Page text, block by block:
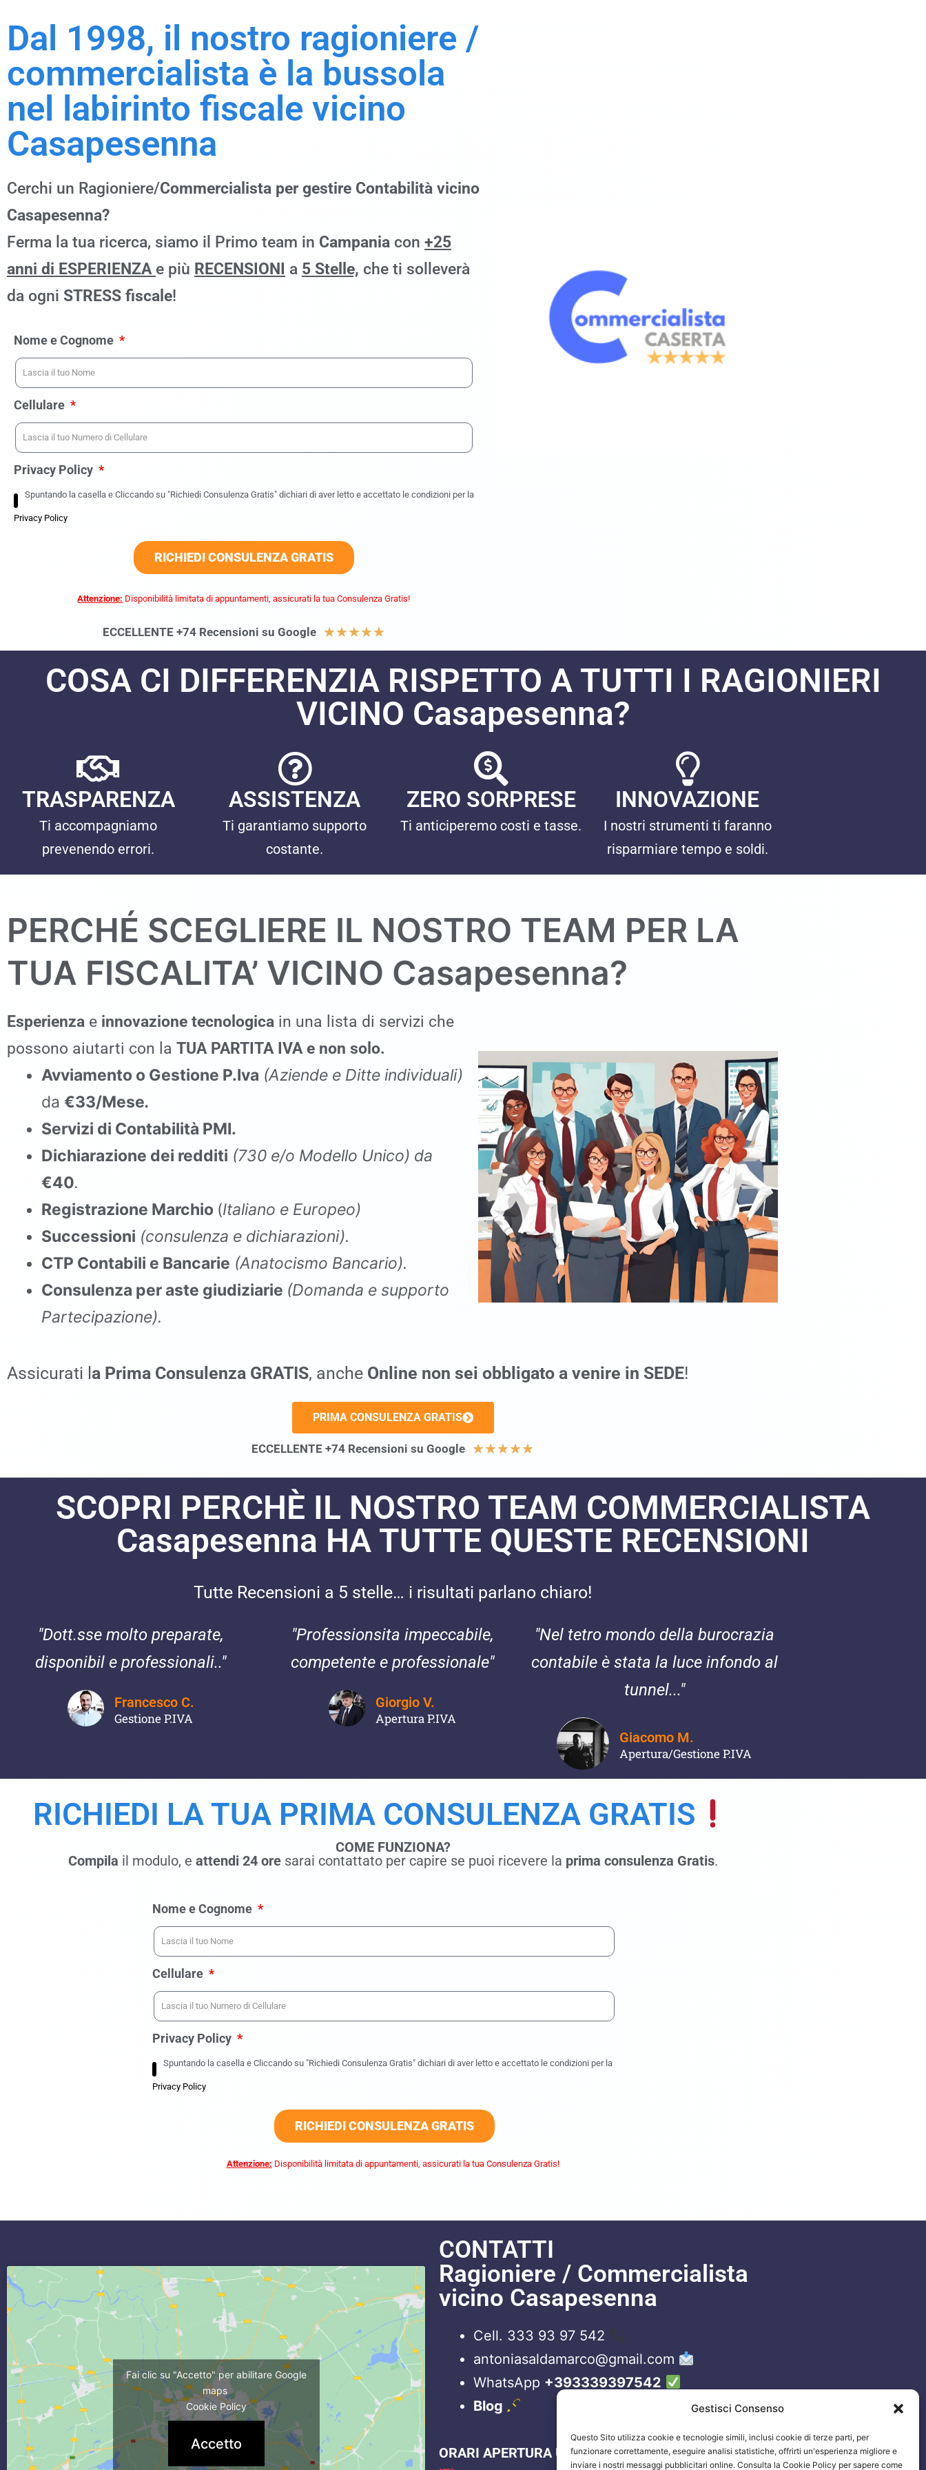
Gestisci Consenso
Questo Sito utilizza cookie e tecnologie simili, inclusi cookie di terze parti, per
funzionare correttamente, eseguire analisi statistiche, offrirti un'esperienza migliore e
inviare i nostri messaggi pubblicitari online. Consulta la Cookie Policy per sapere come
Dal 1998, il nostro ragioniere /
commercialista è la bussola
nel labirinto fiscale vicino
Casapesenna
Cerchi un Ragioniere/Commercialista per gestire Contabilità vicino
Casapesenna?
Ferma la tua ricerca, siamo il Primo team in Campania con +25
anni di ESPERIENZA e più RECENSIONI a 5 Stelle, che ti solleverà
da ogni STRESS fiscale!
Nome e Cognome
Cellulare
Privacy Policy
Spuntando la casella e Cliccando su "Richiedi Consulenza Gratis" dichiari di aver letto e accettato le condizioni per la
Privacy Policy
RICHIEDI CONSULENZA GRATIS
Attenzione: Disponibilità limitata di appuntamenti, assicurati la tua Consulenza Gratis!
ECCELLENTE +74 Recensioni su Google ★★★★★
COSA CI DIFFERENZIA RISPETTO A TUTTI I RAGIONIERI
VICINO Casapesenna?
TRASPARENZA
Ti accompagniamo
prevenendo errori.
ASSISTENZA
Ti garantiamo supporto
costante.
ZERO SORPRESE
Ti anticiperemo costi e tasse.
INNOVAZIONE
I nostri strumenti ti faranno
risparmiare tempo e soldi.
PERCHÉ SCEGLIERE IL NOSTRO TEAM PER LA
TUA FISCALITA’ VICINO Casapesenna?
Esperienza e innovazione tecnologica in una lista di servizi che
possono aiutarti con la TUA PARTITA IVA e non solo.
Avviamento o Gestione P.Iva (Aziende e Ditte individuali)
da €33/Mese.
Servizi di Contabilità PMI.
Dichiarazione dei redditi (730 e/o Modello Unico) da
€40.
Registrazione Marchio (Italiano e Europeo)
Successioni (consulenza e dichiarazioni).
CTP Contabili e Bancarie (Anatocismo Bancario).
Consulenza per aste giudiziarie (Domanda e supporto
Partecipazione).
Assicurati l a Prima Consulenza GRATIS, anche Online non sei obbligato a venire in SEDE!
PRIMA CONSULENZA GRATIS
ECCELLENTE +74 Recensioni su Google ★★★★★
SCOPRI PERCHÈ IL NOSTRO TEAM COMMERCIALISTA
Casapesenna HA TUTTE QUESTE RECENSIONI​
Tutte Recensioni a 5 stelle… i risultati parlano chiaro!
"Dott.sse molto preparate,
disponibil e professionali.."
Francesco C.
Gestione P.IVA
"Professionsita impeccabile,
competente e professionale"
Giorgio V.
Apertura P.IVA
"Nel tetro mondo della burocrazia
contabile è stata la luce infondo al
tunnel..."
Giacomo M.
Apertura/Gestione P.IVA
RICHIEDI LA TUA PRIMA CONSULENZA GRATIS
COME FUNZIONA?
Compila il modulo, e attendi 24 ore sarai contattato per capire se puoi ricevere la prima consulenza Gratis.
Nome e Cognome
Cellulare
Privacy Policy
Spuntando la casella e Cliccando su "Richiedi Consulenza Gratis" dichiari di aver letto e accettato le condizioni per la
Privacy Policy
RICHIEDI CONSULENZA GRATIS
Attenzione: Disponibilità limitata di appuntamenti, assicurati la tua Consulenza Gratis!
Fai clic su "Accetto" per abilitare Google
maps
Cookie Policy
Accetto
CONTATTI
Ragioniere / Commercialista
vicino Casapesenna
Cell. 333 93 97 542
antoniasaldamarco@gmail.com
WhatsApp +393339397542
Blog
ORARI APERTURA UFFICI